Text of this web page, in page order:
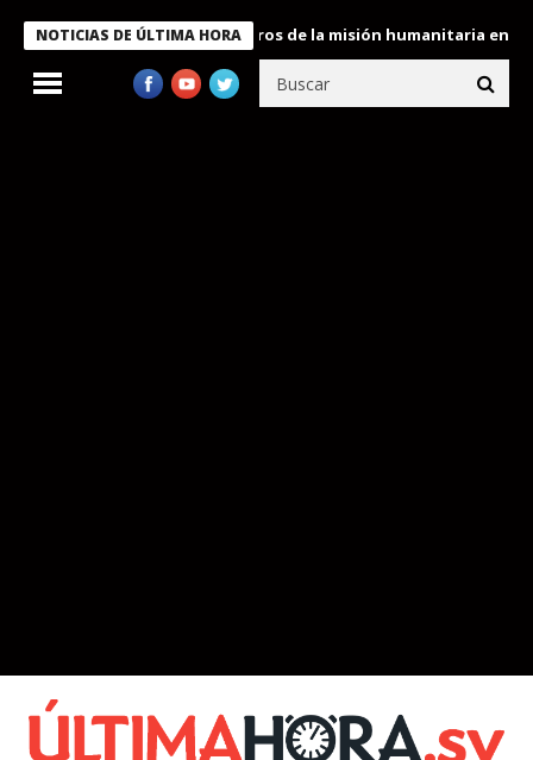
NOTICIAS DE ÚLTIMA HORA
condecora a miembros de la misión humanitaria enviada a